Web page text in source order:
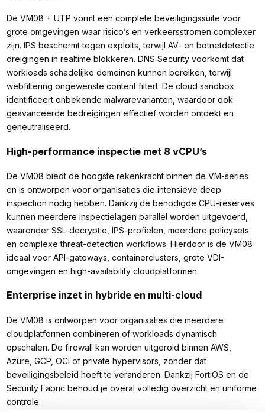
De VM08 + UTP vormt een complete beveiligingssuite voor
grote omgevingen waar risico’s en verkeersstromen complexer
zijn. IPS beschermt tegen exploits, terwijl AV- en botnetdetectie
dreigingen in realtime blokkeren. DNS Security voorkomt dat
workloads schadelijke domeinen kunnen bereiken, terwijl
webfiltering ongewenste content filtert. De cloud sandbox
identificeert onbekende malwarevarianten, waardoor ook
geavanceerde bedreigingen effectief worden ontdekt en
geneutraliseerd.
High-performance inspectie met 8 vCPU’s
De VM08 biedt de hoogste rekenkracht binnen de VM-series
en is ontworpen voor organisaties die intensieve deep
inspection nodig hebben. Dankzij de benodigde CPU-reserves
kunnen meerdere inspectielagen parallel worden uitgevoerd,
waaronder SSL-decryptie, IPS-profielen, meerdere policysets
en complexe threat-detection workflows. Hierdoor is de VM08
ideaal voor API-gateways, containerclusters, grote VDI-
omgevingen en high-availability cloudplatformen.
Enterprise inzet in hybride en multi-cloud
De VM08 is ontworpen voor organisaties die meerdere
cloudplatformen combineren of workloads dynamisch
opschalen. De firewall kan worden uitgerold binnen AWS,
Azure, GCP, OCI of private hypervisors, zonder dat
beveiligingsbeleid hoeft te veranderen. Dankzij FortiOS en de
Security Fabric behoud je overal volledig overzicht en uniforme
controle.